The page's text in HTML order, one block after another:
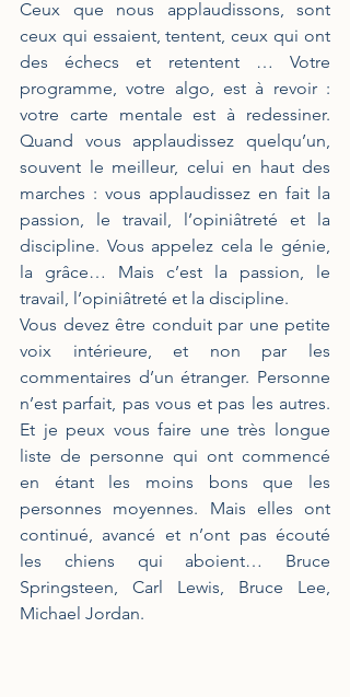
Ceux que nous applaudissons, sont
ceux qui essaient, tentent, ceux qui ont
des échecs et retentent … Votre
programme, votre algo, est à revoir :
votre carte mentale est à redessiner.
Quand vous applaudissez quelqu’un,
souvent le meilleur, celui en haut des
marches : vous applaudissez en fait la
passion, le travail, l’opiniâtreté et la
discipline. Vous appelez cela le génie,
la grâce… Mais c’est la passion, le
travail, l’opiniâtreté et la discipline.
Vous devez être conduit par une petite
voix intérieure, et non par les
commentaires d’un étranger. Personne
n’est parfait, pas vous et pas les autres.
Et je peux vous faire une très longue
liste de personne qui ont commencé
en étant les moins bons que les
personnes moyennes. Mais elles ont
continué, avancé et n’ont pas écouté
les chiens qui aboient… Bruce
Springsteen, Carl Lewis, Bruce Lee,
Michael Jordan.